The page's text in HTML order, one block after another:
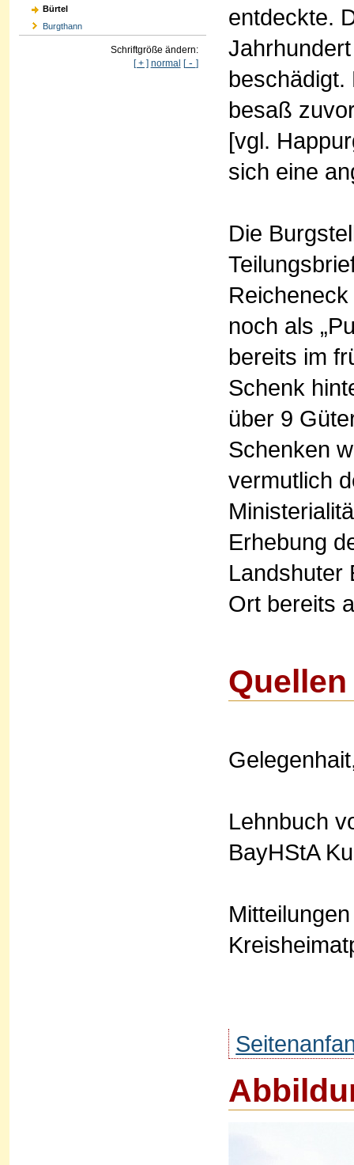
Bürtel
Burgthann
Schriftgröße ändern:
[ + ] normal [- ]
entdeckte.
beschädigt.
besaß
[vgl.
sich eine
Die
noch als
bereits im
Schenk
über 9
Schenken
vermutlich
Erhebung
Landshuter
Ort bereits
Quellen
Lehnbuch
BayHStA